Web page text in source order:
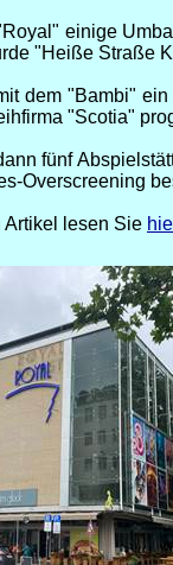
einige
"Heiße Straße
dem "Bambi"
"Scotia"
fünf
Overscreening
Artikel lesen Sie